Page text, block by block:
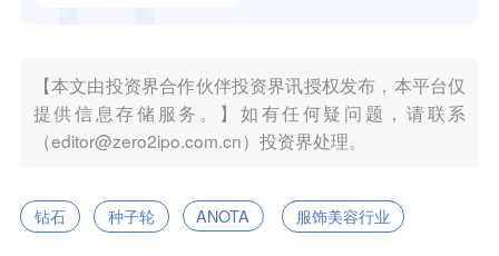
【本文由投资界合作伙伴投资界讯授权发布，本平台仅
提供信息存储服务。】如有任何疑问题，请联系
（editor@zero2ipo.com.cn）投资界处理。
钻石 种子轮 ANOTA 服饰美容行业